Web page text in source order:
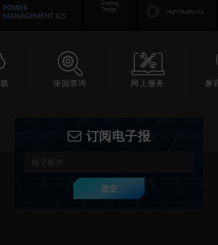
保固查询 网上服务 兼
订阅电子报
提交